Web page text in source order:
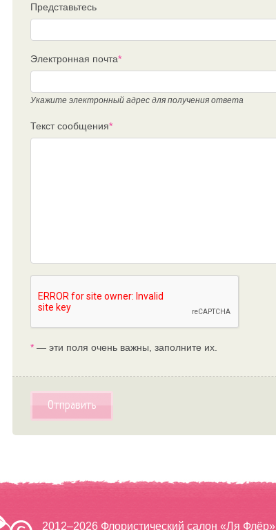
Представьтесь
Электронная почта*
Укажите электронный адрес для получения ответа
Текст сообщения*
* — эти поля очень важны, заполните их.
Отправить
2012–2026 Флористический салон «Ля Флёр»